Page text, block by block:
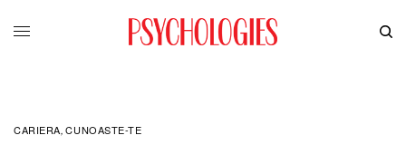
CARIERA, CUNOASTE-TE